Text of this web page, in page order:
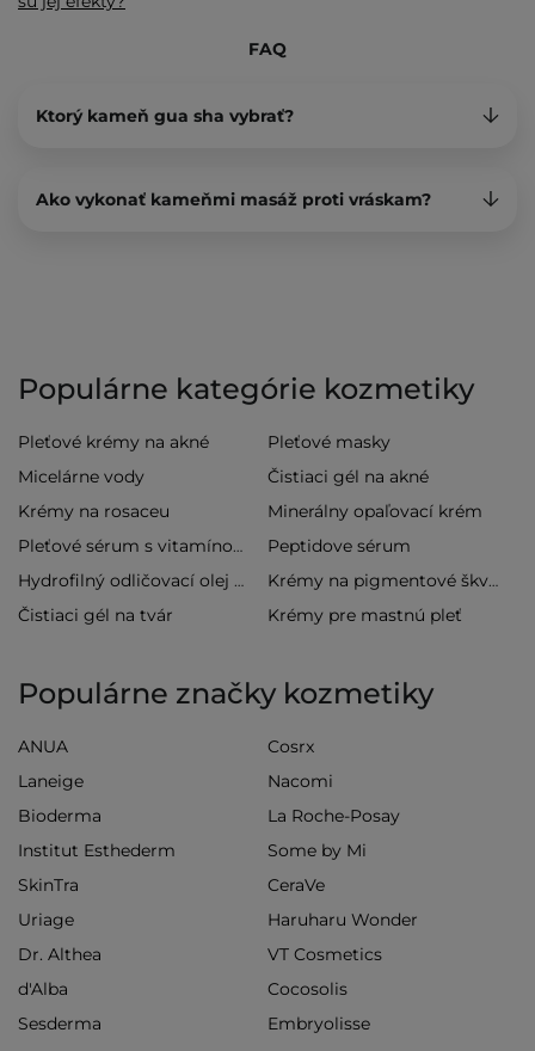
FAQ
Ktorý kameň gua sha vybrať?
Ako vykonať kameňmi masáž proti vráskam?
Populárne kategórie kozmetiky
Pleťové krémy na akné
Pleťové masky
Micelárne vody
Čistiaci gél na akné
Krémy na rosaceu
Minerálny opaľovací krém
Pleťové sérum s vitamínom C Peptidove sérum
Hydrofilný odličovací olej na tvár Krémy na pigmentové škvrny
Čistiaci gél na tvár Krémy pre mastnú pleť
Populárne značky kozmetiky
ANUA
Cosrx
Laneige
Nacomi
Bioderma
La Roche-Posay
Institut Esthederm
Some by Mi
SkinTra
CeraVe
Uriage
Haruharu Wonder
Dr. Althea
VT Cosmetics
d'Alba
Cocosolis
Sesderma
Embryolisse